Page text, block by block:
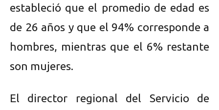
estableció que el promedio de edad es
de 26 años y que el 94% corresponde a
hombres, mientras que el 6% restante
son mujeres.
El director regional del Servicio de